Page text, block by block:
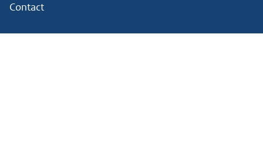
Contact